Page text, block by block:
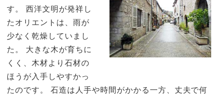
す。 西洋文明が発祥し
たオリエントは、雨が
少なく乾燥していまし
た。 大きな木が育ちに
くく、木材より石材の
ほうが入手しやすかっ
たのです。 石造は人手や時間がかかる一方、丈夫で何